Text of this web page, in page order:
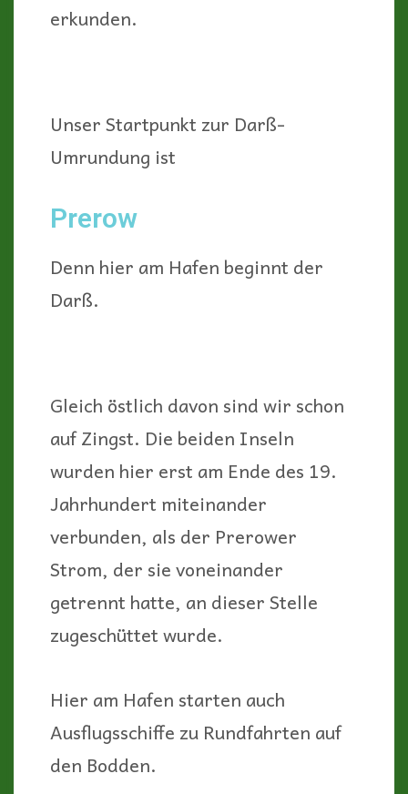
erkunden.
Unser Startpunkt zur Darß-
Umrundung ist
Prerow
Denn hier am Hafen beginnt der
Darß.
Gleich östlich davon sind wir schon
auf Zingst. Die beiden Inseln
wurden hier erst am Ende des 19.
Jahrhundert miteinander
verbunden, als der Prerower
Strom, der sie voneinander
getrennt hatte, an dieser Stelle
zugeschüttet wurde.
Hier am Hafen starten auch
Ausflugsschiffe zu Rundfahrten auf
den Bodden.